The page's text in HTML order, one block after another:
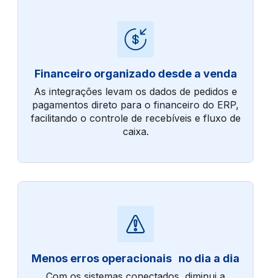
Financeiro organizado desde a venda
As integrações levam os dados de pedidos e
pagamentos direto para o financeiro do ERP,
facilitando o controle de recebíveis e fluxo de
caixa.
Menos erros operacionais no dia a dia